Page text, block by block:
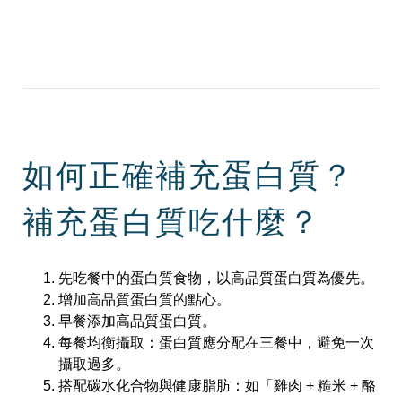
如何正確補充蛋白質？
補充蛋白質吃什麼？
先吃餐中的蛋白質食物，以高品質蛋白質為優先。
增加高品質蛋白質的點心。
早餐添加高品質蛋白質。
每餐均衡攝取：蛋白質應分配在三餐中，避免一次
攝取過多。
搭配碳水化合物與健康脂肪：如「雞肉 + 糙米 + 酪